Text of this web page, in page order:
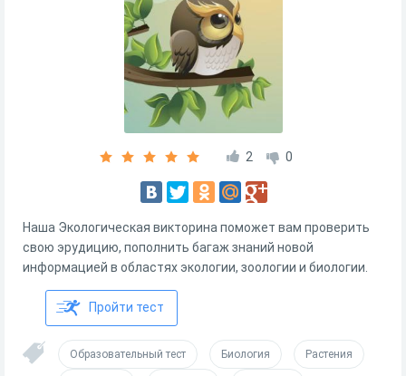
2 0
Наша Экологическая викторина поможет вам проверить
свою эрудицию, пополнить багаж знаний новой
информацией в областях экологии, зоологии и биологии.
Пройти тест
Образовательный тест Биология Растения